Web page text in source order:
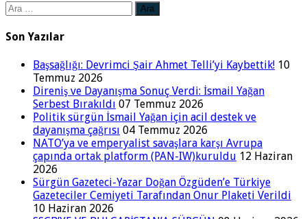
Arama:
Son Yazılar
Başsağlığı: Devrimci Şair Ahmet Telli’yi Kaybettik! 10
Temmuz 2026
Direniş ve Dayanışma Sonuç Verdi: İsmail Yağan
Serbest Bırakıldı 07 Temmuz 2026
Politik sürgün İsmail Yağan için acil destek ve
dayanışma çağrısı 04 Temmuz 2026
NATO’ya ve emperyalist savaşlara karşı Avrupa
çapında ortak platform (PAN-IW)kuruldu 12 Haziran
2026
Sürgün Gazeteci-Yazar Doğan Özgüden’e Türkiye
Gazeteciler Cemiyeti Tarafından Onur Plaketi Verildi
10 Haziran 2026